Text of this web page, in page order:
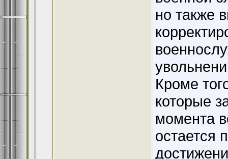
но также
Кроме
которые
момента
остается